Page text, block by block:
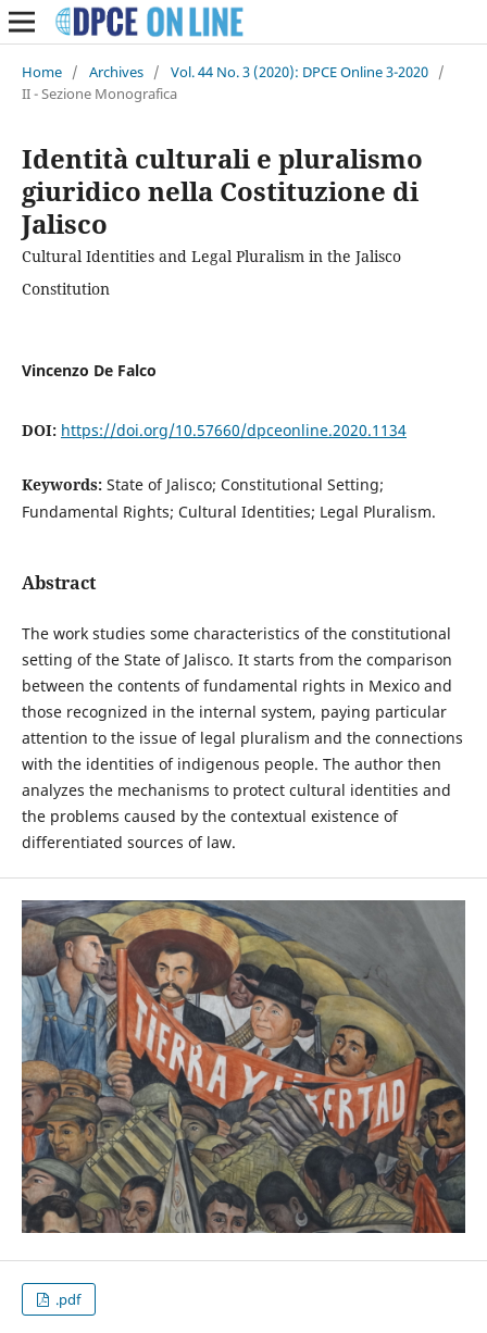
Home / Archives / Vol. 44 No. 3 (2020): DPCE Online 3-2020 /
II - Sezione Monografica
Identità culturali e pluralismo
giuridico nella Costituzione di
Jalisco
Cultural Identities and Legal Pluralism in the Jalisco
Constitution
Vincenzo De Falco
DOI: https://doi.org/10.57660/dpceonline.2020.1134
Keywords: State of Jalisco; Constitutional Setting;
Fundamental Rights; Cultural Identities; Legal Pluralism.
Abstract
The work studies some characteristics of the constitutional
setting of the State of Jalisco. It starts from the comparison
between the contents of fundamental rights in Mexico and
those recognized in the internal system, paying particular
attention to the issue of legal pluralism and the connections
with the identities of indigenous people. The author then
analyzes the mechanisms to protect cultural identities and
the problems caused by the contextual existence of
differentiated sources of law.
.pdf